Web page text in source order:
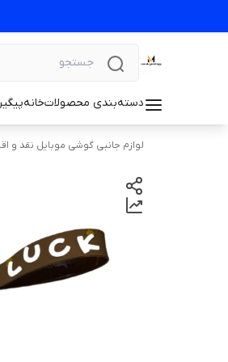
دسته‌بندی محصولاتخانه
لوازم جانبی گوشی موبایل نقد و